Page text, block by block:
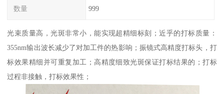
数量 999
光束质量高，光斑非常小，能实现超精细标刻；近乎的打标质量：
355nm输出波长减少了对加工件的热影响；振镜式高精度打标头，打
标效果精细并可重复加工；高精度细致光斑保证打标结果的；打标
过程非接触，打标效果性；